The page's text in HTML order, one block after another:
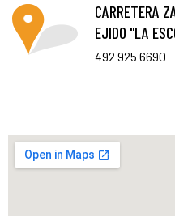
CARRETERA
EJIDO "LA
492 925 6690